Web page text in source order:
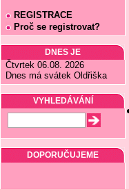
REGISTRACE
Proč se registrovat?
DNES JE
Čtvrtek 06.08. 2026
Dnes má svátek Oldřiška
VYHLEDÁVÁNÍ
DOPORUČUJEME